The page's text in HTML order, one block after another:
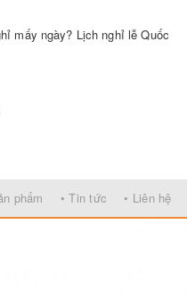
trà hoa hồng
gam đường phèn vào.
lửa vừa khoảng 8 - 10
thì tắt bếp.
mấy ngày? Lịch nghỉ lễ Quốc
phẩm • Tin tức • Liên hệ